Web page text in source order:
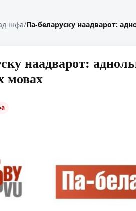
інфа/Па-беларуску наадварот:
наадварот:
мовах